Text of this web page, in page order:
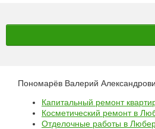
Пономарёв Валерий
Капитальный ремонт
Косметический ремонт в
Отделочные работы в